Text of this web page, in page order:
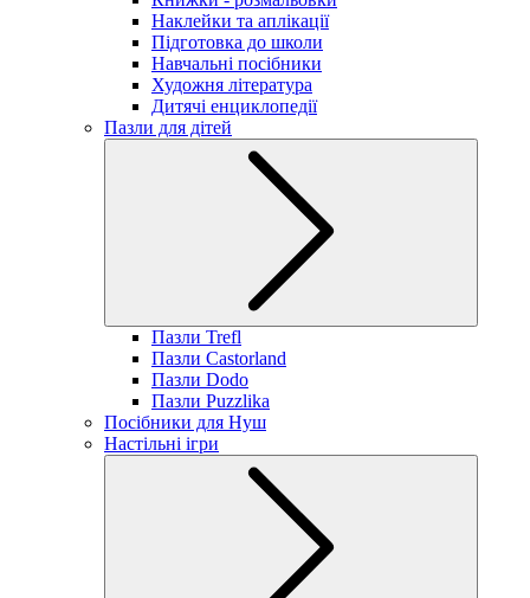
Наклейки та аплікації
Підготовка до школи
Навчальні посібники
Художня література
Дитячі енциклопедії
Пазли для дітей
Пазли Trefl
Пазли Castorland
Пазли Dodo
Пазли Puzzlika
Посібники для Нуш
Настільні ігри